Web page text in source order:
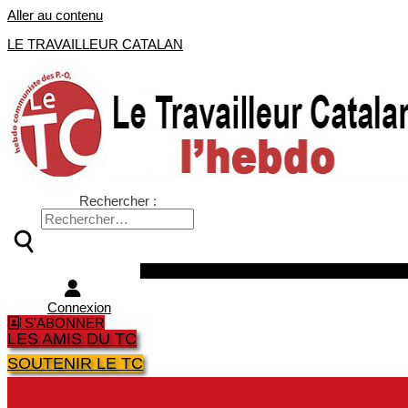
Aller au contenu
LE TRAVAILLEUR CATALAN
Rechercher :
Connexion
S'ABONNER
LES AMIS DU TC
SOUTENIR LE TC